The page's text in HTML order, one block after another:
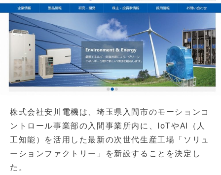
株式会社安川電機は、埼玉県入間市のモーションコ
ントロール事業部の入間事業所内に、IoTやAI（人
工知能）を活用した最新の次世代生産工場「ソリュ
ーションファクトリー」を新設することを決定し
た。